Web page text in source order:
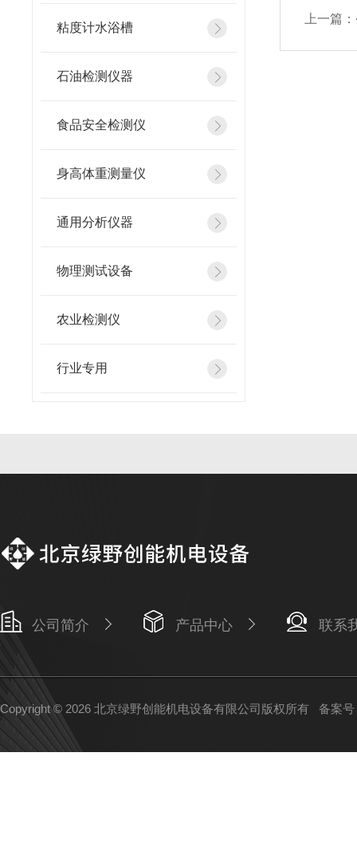
粘度计水浴槽
石油检测仪器
食品安全检测仪
身高体重测量仪
通用分析仪器
物理测试设备
农业检测仪
行业专用
上一篇：
公司简介 产品中心 联系
Copyright © 2026 北京绿野创能机电设备有限公司版权所有 备案